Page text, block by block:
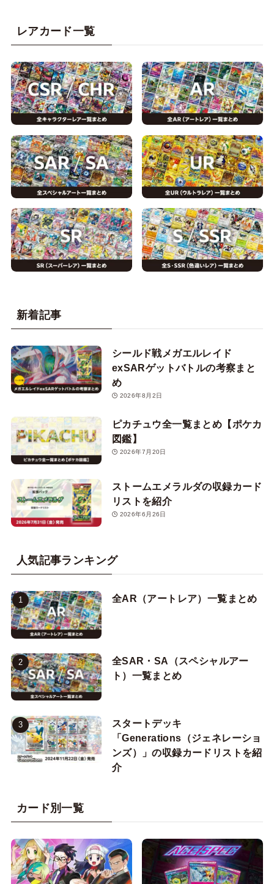
レアカード一覧
新着記事
シールド戦メガエルレイド
exSARゲットバトルの考察まと
め
2026年8月2日
ピカチュウ全一覧まとめ【ポケカ
図鑑】
2026年7月20日
ストームエメラルダの収録カード
リストを紹介
2026年6月26日
人気記事ランキング
全AR（アートレア）一覧まとめ
全SAR・SA（スペシャルアー
ト）一覧まとめ
スタートデッキ
「Generations（ジェネレーショ
ンズ）」の収録カードリストを紹
介
カード別一覧